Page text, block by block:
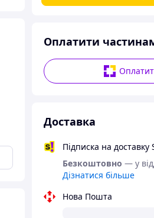
Оплатити
Доставка
Підписка на доставку
Безкоштовно — у
Дізнатися більше
Нова Пошта